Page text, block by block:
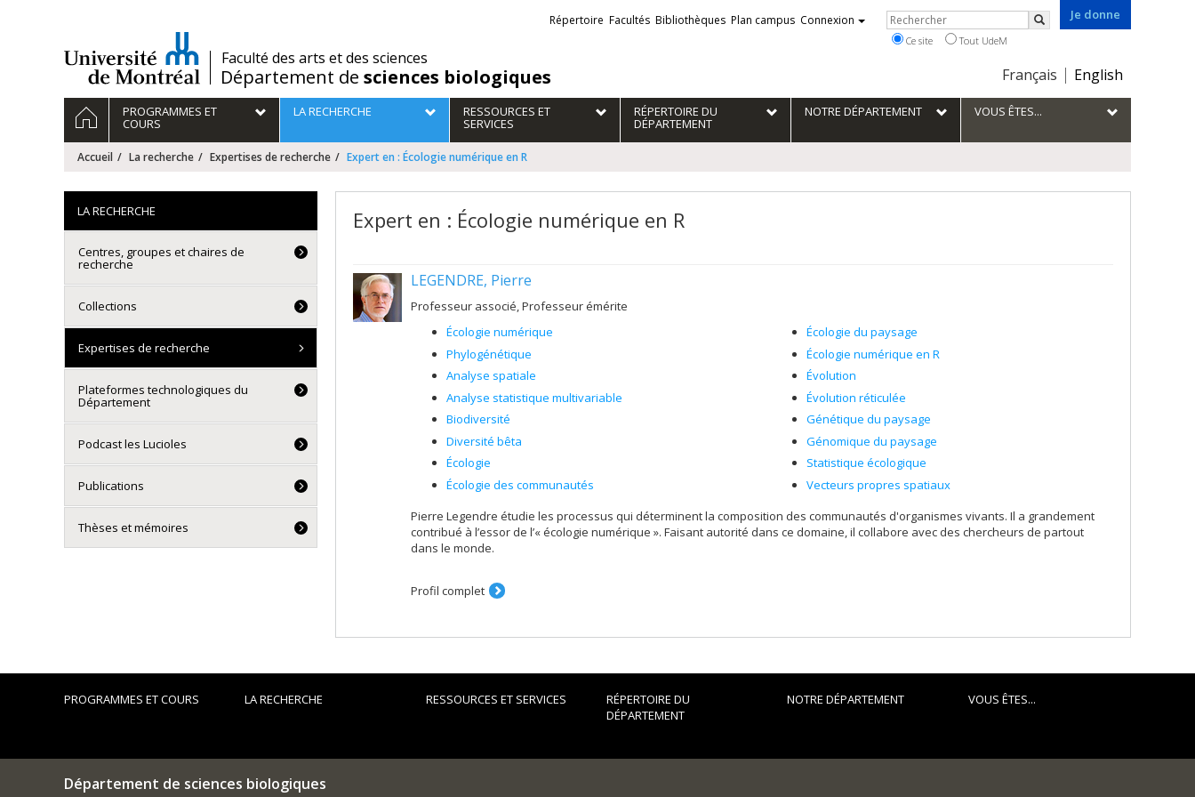
/Faculté des arts et des sciences
Département de sciences biologiques
Je donne
Choix
la
langue
Français English
Liens
externes
Répertoire Facultés Bibliothèques Plan campus Connexion Rechercher
Rechercher
Ce site Tout UdeM
Navigation
principale
ACCUEILPROGRAMMES ET
COURS
LA RECHERCHE RESSOURCES ET
SERVICES
RÉPERTOIRE DU
DÉPARTEMENT
NOTRE DÉPARTEMENT VOUS ÊTES...
Accueil La recherche Expertises de recherche Expert en : Écologie numérique en R
Expert en : Écologie numérique en R
LEGENDRE, Pierre
Professeur associé, Professeur émérite
Écologie numérique
Phylogénétique
Analyse spatiale
Analyse statistique multivariable
Biodiversité
Diversité bêta
Écologie
Écologie des communautés
Écologie du paysage
Écologie numérique en R
Évolution
Évolution réticulée
Génétique du paysage
Génomique du paysage
Statistique écologique
Vecteurs propres spatiaux
Pierre Legendre étudie les processus qui déterminent la composition des communautés d'organismes vivants. Il a grandement
contribué à l’essor de l’« écologie numérique ». Faisant autorité dans ce domaine, il collabore avec des chercheurs de partout
dans le monde.
Profil complet
LA RECHERCHE
Centres, groupes et chaires de
recherche
Collections
Expertises de recherche
Plateformes technologiques du
Département
Podcast les Lucioles
Publications
Thèses et mémoires
PROGRAMMES ET COURS LA RECHERCHE RESSOURCES ET SERVICES
RÉPERTOIRE DU
DÉPARTEMENT
NOTRE DÉPARTEMENT VOUS ÊTES...
Département de sciences biologiques